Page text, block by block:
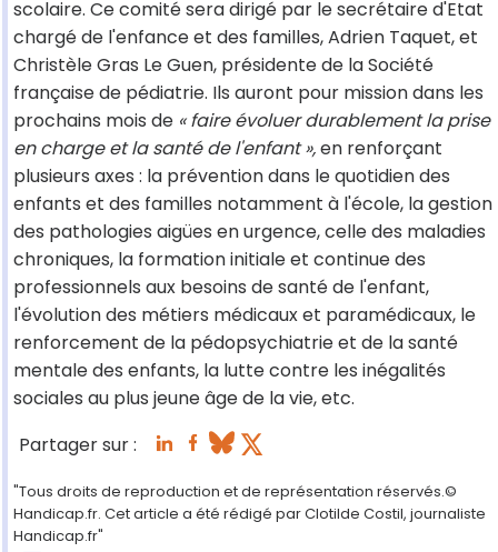
scolaire. Ce comité sera dirigé par le secrétaire d'Etat
chargé de l'enfance et des familles, Adrien Taquet, et
Christèle Gras Le Guen, présidente de la Société
française de pédiatrie. Ils auront pour mission dans les
prochains mois de « faire évoluer durablement la prise
en charge et la santé de l'enfant »,en renforçant
plusieurs axes : la prévention dans le quotidien des
enfants et des familles notamment à l'école, la gestion
des pathologies aigües en urgence, celle des maladies
chroniques, la formation initiale et continue des
professionnels aux besoins de santé de l'enfant,
l'évolution des métiers médicaux et paramédicaux, le
renforcement de la pédopsychiatrie et de la santé
mentale des enfants, la lutte contre les inégalités
sociales au plus jeune âge de la vie, etc.
Partager sur :
"Tous droits de reproduction et de représentation réservés.©
Handicap.fr. Cet article a été rédigé par Clotilde Costil, journaliste
Handicap.fr"